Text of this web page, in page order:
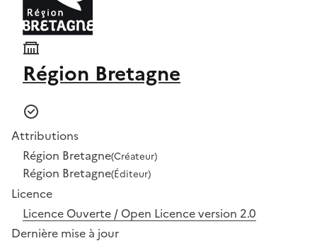
Région Bretagne
Attributions
Région Bretagne(Créateur)
Région Bretagne(Éditeur)
Licence
Licence Ouverte / Open Licence version 2.0
Dernière mise à jour